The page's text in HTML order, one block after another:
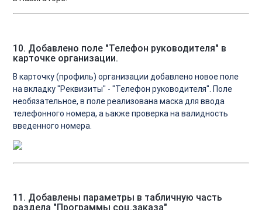
10. Добавлено поле "Телефон руководителя" в
карточке организации.
В карточку (профиль) организации добавлено новое поле
на вкладку "Реквизиты" - "Телефон руководителя". Поле
необязательное, в поле реализована маска для ввода
телефонного номера, а ьакже проверка на валидность
введенного номера.
11. Добавлены параметры в табличную часть
раздела "Программы соц.заказа"